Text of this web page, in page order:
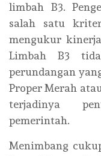
limbah B3.
salah satu
mengukur
Limbah B3
perundangan
Proper Merah
terjadinya
pemerintah.
Menimbang